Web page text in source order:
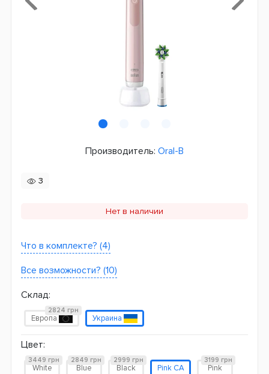
Производитель: Oral-B
3
Нет в наличии
Что в комплекте? (4)
Все возможности? (10)
Склад:
Европа
2824 грн
Украина
Цвет:
White
3449 грн
Blue
2849 грн
Black
2999 грн
Pink CA Pink
3199 грн